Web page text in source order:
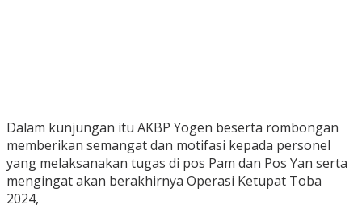
Dalam kunjungan itu AKBP Yogen beserta rombongan
memberikan semangat dan motifasi kepada personel
yang melaksanakan tugas di pos Pam dan Pos Yan serta
mengingat akan berakhirnya Operasi Ketupat Toba
2024,